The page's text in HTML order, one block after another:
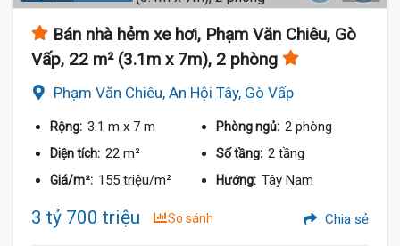
Bán nhà hẻm xe hơi, Phạm Văn Chiêu, Gò
Vấp, 22 m² (3.1m x 7m), 2 phòng
Phạm Văn Chiêu, An Hội Tây, Gò Vấp
Rộng: 3.1 m x 7 m Phòng ngủ: 2 phòng
Diện tích: 22 m² Số tầng: 2 tầng
Giá/m²: 155 triệu/m² Hướng: Tây Nam
3 tỷ 700 triệu So sánh Chia sẻ